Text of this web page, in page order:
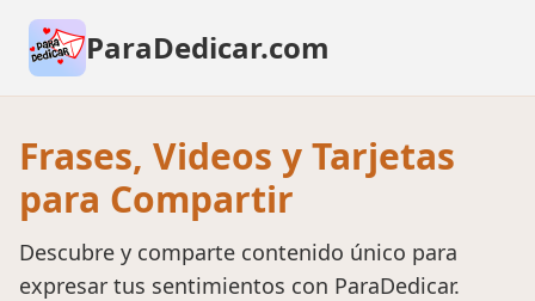
ParaDedicar.com
Frases, Videos y Tarjetas
para Compartir
Descubre y comparte contenido único para
expresar tus sentimientos con ParaDedicar.